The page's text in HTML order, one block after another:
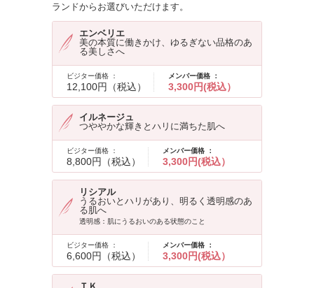
ランドからお選びいただけます。
エンベリエ
美の本質に働きかけ、ゆるぎない品格のあ
る美しさへ
ビジター価格 ：
12,100円（税込）
メンバー価格 ：
3,300円(税込）
イルネージュ
つややかな輝きとハリに満ちた肌へ
ビジター価格 ：
8,800円（税込）
メンバー価格 ：
3,300円(税込）
リシアル
うるおいとハリがあり、明るく透明感のあ
る肌へ
透明感：肌にうるおいのある状態のこと
ビジター価格 ：
6,600円（税込）
メンバー価格 ：
3,300円(税込）